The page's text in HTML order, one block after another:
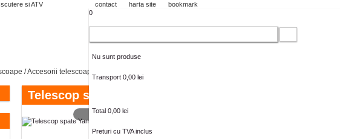
contact harta site bookmark
0
Nu sunt produse
Transport 0,00 lei
Total 0,00 lei
Preturi cu TVA inclus
/ Accesorii telescoape
Telescop spate Yamaha Majesty 250
MAI MARE